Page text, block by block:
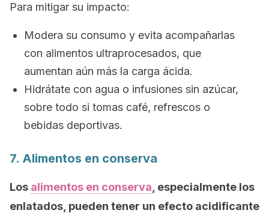
Para mitigar su impacto:
Modera su consumo y evita acompañarlas
con alimentos ultraprocesados, que
aumentan aún más la carga ácida.
Hidrátate con agua o infusiones sin azúcar,
sobre todo si tomas café, refrescos o
bebidas deportivas.
7. Alimentos en conserva
Los alimentos en conserva , especialmente los
enlatados, pueden tener un efecto acidificante